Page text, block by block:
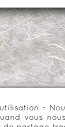
-
vous